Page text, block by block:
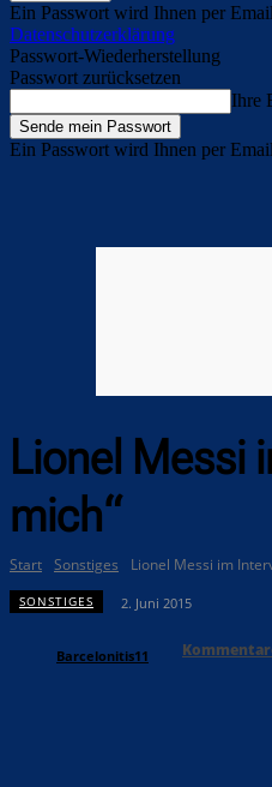
Ein Passwort wird Ihnen per
Datenschutzerklärung
Passwort-Wiederherstellung
Passwort zurücksetzen
Ihre
Ein Passwort wird Ihnen per
Lionel Messi
mich“
Start Sonstiges Lionel Messi im
SONSTIGES 2. Juni 2015
Barcelonitis11